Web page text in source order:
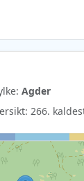
Agder
266.